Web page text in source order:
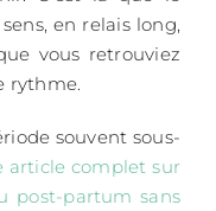
en relais long,
vous retrouviez
rythme.
souvent sous-
article complet sur
post-partum sans